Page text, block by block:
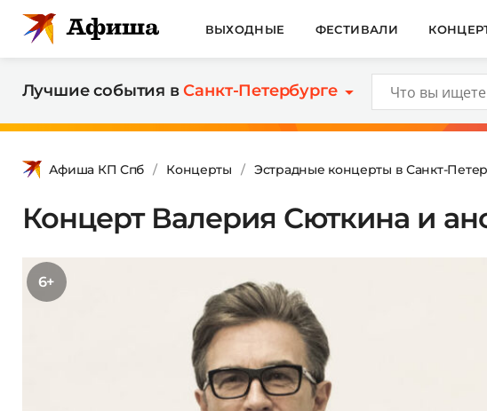
ВЫХОДНЫЕ ФЕСТИВАЛИ
Лучшие события вСанкт-Петербурге
Афиша КП Спб Концерты Эстрадные концерты в Санкт-
Концерт Валерия Сюткина и
6+